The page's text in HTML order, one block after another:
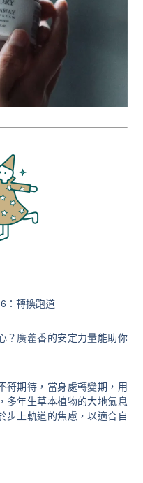
：轉換跑道
？廣藿香的安定力量能助你
符期待，當身處轉變期，用
多年生草本植物的大地氣息
步上軌道的焦慮，以適合自